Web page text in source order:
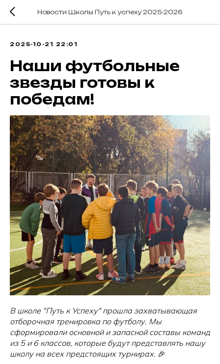
Новости Школы Путь к успеху 2025-2026
2025-10-21 22:01
Наши футбольные
звезды готовы к
победам!
В школе "Путь к Успеху" прошла захватывающая
отборочная тренировка по футболу. Мы
сформировали основной и запасной составы команд
из 5 и 6 классов, которые будут представлять нашу
школу на всех предстоящих турнирах. 🎉